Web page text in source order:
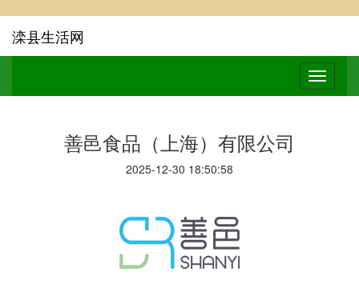
滦县生活网
善邑食品（上海）有限公司
2025-12-30 18:50:58